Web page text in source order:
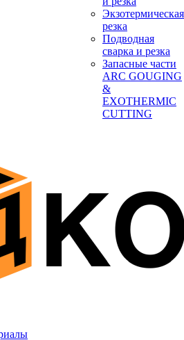
Экзотермическая
резка
Подводная
сварка и резка
Запасные части
ARC GOUGING
&
EXOTHERMIC
CUTTING